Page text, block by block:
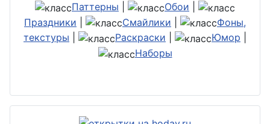
Паттерны Обои
Праздники
Смайлики
Фоны,
текстуры
Раскраски Юмор
Наборы